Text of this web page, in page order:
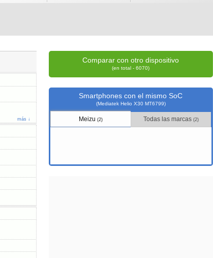
más ↓
Comparar con otro dispositivo
(en total - 6070)
Smartphones con el mismo SoC
(Mediatek Helio X30 MT6799)
Meizu (2) Todas las marcas (2)